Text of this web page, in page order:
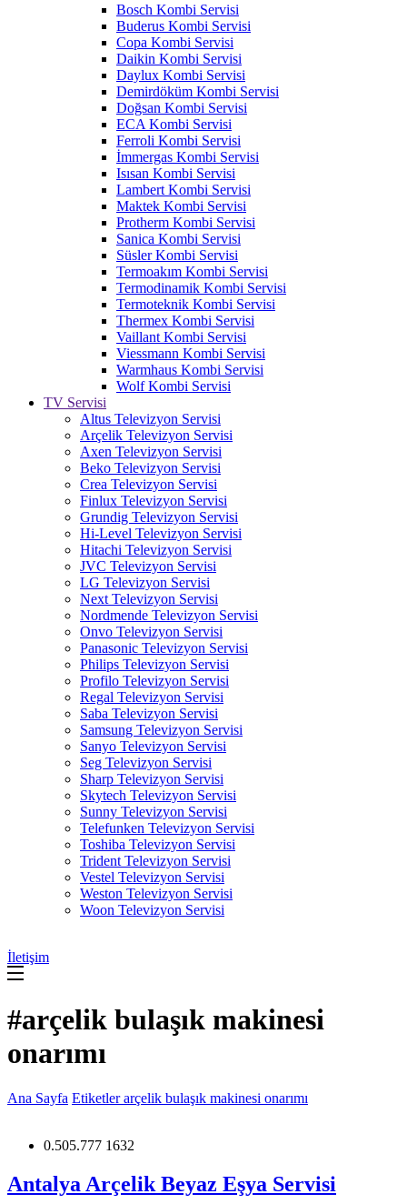
Bosch Kombi Servisi
Buderus Kombi Servisi
Copa Kombi Servisi
Daikin Kombi Servisi
Daylux Kombi Servisi
Demirdöküm Kombi Servisi
Doğsan Kombi Servisi
ECA Kombi Servisi
Ferroli Kombi Servisi
İmmergas Kombi Servisi
Isısan Kombi Servisi
Lambert Kombi Servisi
Maktek Kombi Servisi
Protherm Kombi Servisi
Sanica Kombi Servisi
Süsler Kombi Servisi
Termoakım Kombi Servisi
Termodinamik Kombi Servisi
Termoteknik Kombi Servisi
Thermex Kombi Servisi
Vaillant Kombi Servisi
Viessmann Kombi Servisi
Warmhaus Kombi Servisi
Wolf Kombi Servisi
TV Servisi
Altus Televizyon Servisi
Arçelik Televizyon Servisi
Axen Televizyon Servisi
Beko Televizyon Servisi
Crea Televizyon Servisi
Finlux Televizyon Servisi
Grundig Televizyon Servisi
Hi-Level Televizyon Servisi
Hitachi Televizyon Servisi
JVC Televizyon Servisi
LG Televizyon Servisi
Next Televizyon Servisi
Nordmende Televizyon Servisi
Onvo Televizyon Servisi
Panasonic Televizyon Servisi
Philips Televizyon Servisi
Profilo Televizyon Servisi
Regal Televizyon Servisi
Saba Televizyon Servisi
Samsung Televizyon Servisi
Sanyo Televizyon Servisi
Seg Televizyon Servisi
Sharp Televizyon Servisi
Skytech Televizyon Servisi
Sunny Televizyon Servisi
Telefunken Televizyon Servisi
Toshiba Televizyon Servisi
Trident Televizyon Servisi
Vestel Televizyon Servisi
Weston Televizyon Servisi
Woon Televizyon Servisi
İletişim
#arçelik bulaşık makinesi
onarımı
Ana Sayfa Etiketlerarçelik bulaşık makinesi onarımı
0.505.777 1632
Antalya Arçelik Beyaz Eşya Servisi